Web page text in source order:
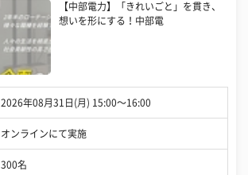
【中部電力】「きれいごと」を貫き、
想いを形にする！中部電
2026年08月31日(月) 15:00〜16:00
オンラインにて実施
300名